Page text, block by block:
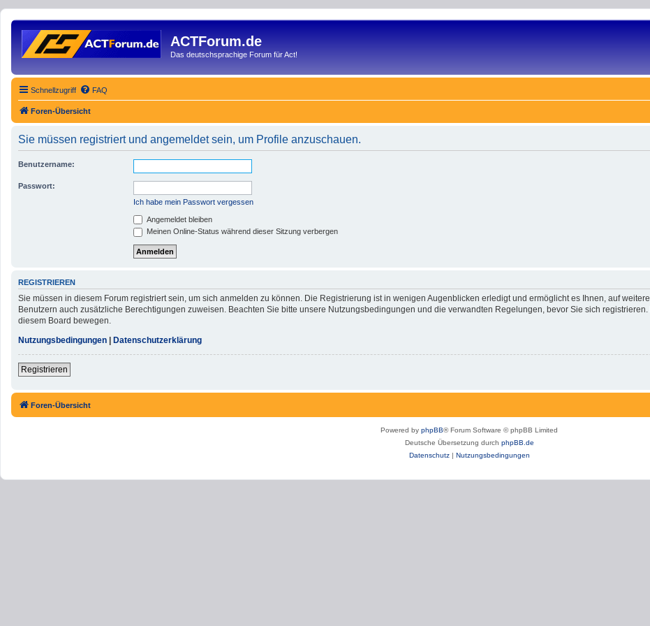
ACTForum.de
Das deutschsprachige Forum für Act!
Schnellzugriff FAQ
Foren-Übersicht
Sie müssen registriert und angemeldet sein, um Profile anzuschauen.
Benutzername:
Passwort:
Ich habe mein Passwort vergessen
Angemeldet bleiben
Meinen Online-Status während dieser Sitzung verbergen
REGISTRIEREN
Sie müssen in diesem Forum registriert sein, um sich anmelden zu können. Die Registrierung ist in wenigen Augenblicken erledigt und ermöglicht es Ihnen, auf
Benutzern auch zusätzliche Berechtigungen zuweisen. Beachten Sie bitte unsere Nutzungsbedingungen und die verwandten Regelungen, bevor Sie sich
diesem Board bewegen.
Nutzungsbedingungen
Datenschutzerklärung
Registrieren
Foren-Übersicht
Powered by phpBB® Forum Software © phpBB Limited
Deutsche Übersetzung durch phpBB.de
Datenschutz| Nutzungsbedingungen